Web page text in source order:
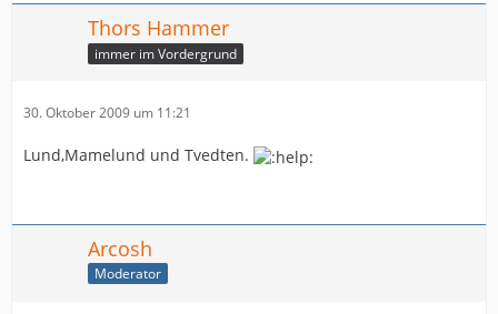
Thors Hammer
immer im Vordergrund
30. Oktober 2009 um 11:21
Lund,Mamelund und Tvedten.
Arcosh
Moderator